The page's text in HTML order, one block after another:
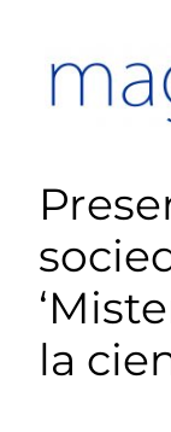
contenido
la